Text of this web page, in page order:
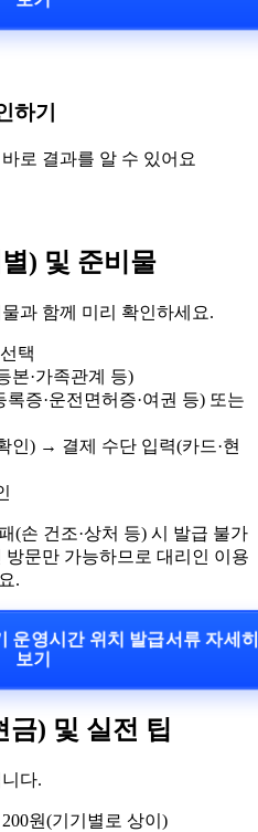
하기
로 결과를 알 수 있어요
) 및 준비물
과 함께 미리 확인하세요.
택
본·가족관계 등)
증·운전면허증·여권 등) 또는
인) → 결제 수단 입력(카드·현
(손 건조·상처 등) 시 발급 불가
문만 가능하므로 대리인 이용
.
운영시간 위치 발급서류 자세
보기
금) 및 실전 팁
다.
원(기기별로 상이)